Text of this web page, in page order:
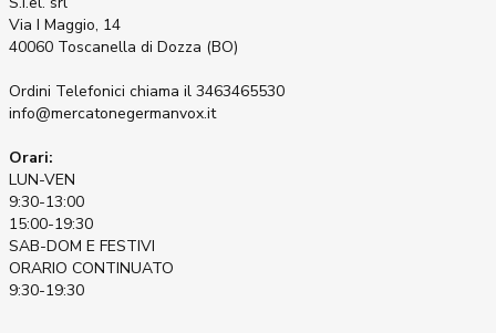
Via I Maggio, 14
40060 Toscanella di Dozza (BO)
Ordini Telefonici chiama il 3463465530
info@mercatonegermanvox.it
Orari:
LUN-VEN
9:30-13:00
15:00-19:30
SAB-DOM E FESTIVI
ORARIO CONTINUATO
9:30-19:30